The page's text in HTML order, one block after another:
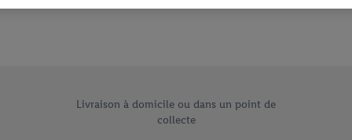
Livraison à domicile ou dans un point de
collecte
peuvent vous être attribués en utilisant votre adresse e-mail hachée et,
tous les traitements pour toutes les finalités susmentionnées. Vous
de conservation des données et votre droit de révoquer votre